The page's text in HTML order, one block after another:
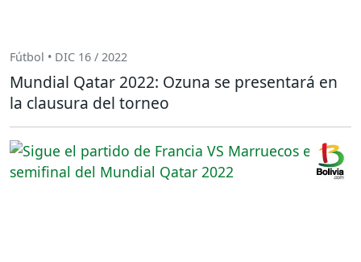
Fútbol • DIC 16 / 2022
Mundial Qatar 2022: Ozuna se presentará en
la clausura del torneo